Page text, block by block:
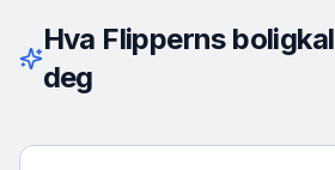
Hva Flipperns
deg